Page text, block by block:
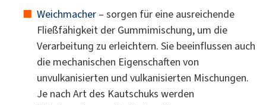
Weichmacher– sorgen für eine ausreichende
Fließfähigkeit der Gummimischung, um die
Verarbeitung zu erleichtern. Sie beeinflussen auch
die mechanischen Eigenschaften von
unvulkanisierten und vulkanisierten Mischungen.
Je nach Art des Kautschuks werden